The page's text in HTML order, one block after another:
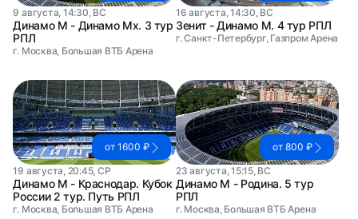
9 августа, 14:30, ВС
Динамо М - Динамо Мх. 3 тур
РПЛ
г. Москва, Большая ВТБ Арена
16 августа, 14:30, ВС
Зенит - Динамо М. 4 тур РПЛ
г. Санкт-Петербург, Газпром Арена
от 1600 ₽
19 августа, 20:45, СР
Динамо М - Краснодар. Кубок
России 2 тур. Путь РПЛ
г. Москва, Большая ВТБ Арена
от 800 ₽
23 августа, 15:15, ВС
Динамо М - Родина. 5 тур
РПЛ
г. Москва, Большая ВТБ Арена